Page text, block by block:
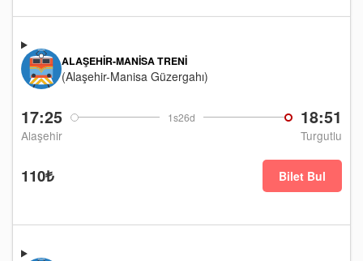
17:25 1s26d 18:51
Alaşehir Turgutlu
ALAŞEHIR-MANISA TRENI
(Alaşehir-Manisa Güzergahı)
110₺ Bilet Bul